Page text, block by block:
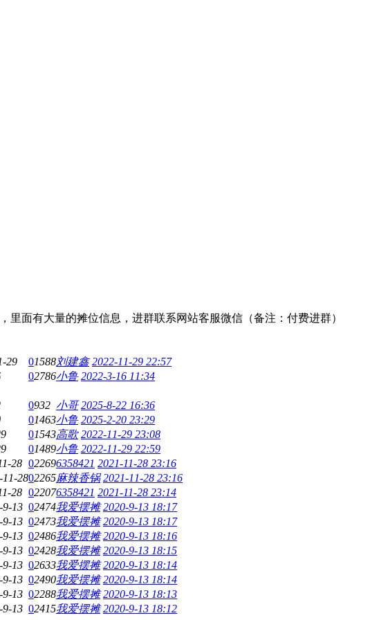
面有大量的摊位信息，进群联系网站客服微信（备注：付费进群）
29 01588刘建鑫 2022-11-29 22:57
02786小鲁 2022-3-16 11:34
0932 小哥 2025-8-22 16:36
01463小鲁 2025-2-20 23:29
01543高歌 2022-11-29 23:08
01489小鲁 2022-11-29 22:59
28 022696358421 2021-11-28 23:16
11-2802265麻辣香锅 2021-11-28 23:16
28 022076358421 2021-11-28 23:14
9-13 02474我爱摆摊 2020-9-13 18:17
9-13 02473我爱摆摊 2020-9-13 18:17
9-13 02486我爱摆摊 2020-9-13 18:16
9-13 02428我爱摆摊 2020-9-13 18:15
9-13 02633我爱摆摊 2020-9-13 18:14
9-13 02490我爱摆摊 2020-9-13 18:14
9-13 02288我爱摆摊 2020-9-13 18:13
9-13 02415我爱摆摊 2020-9-13 18:12